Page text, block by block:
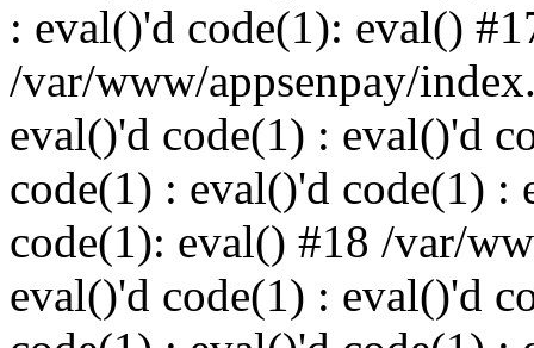
: eval()'d code(1): eval()
/var/www/appsenpay/
eval()'d code(1) : eval()'d
code(1) : eval()'d code(1) :
code(1): eval() #18 /var/
eval()'d code(1) : eval()'d